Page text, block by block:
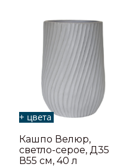
+ цвета
Кашпо Велюр,
светло-серое, Д35
В55 см, 40 л